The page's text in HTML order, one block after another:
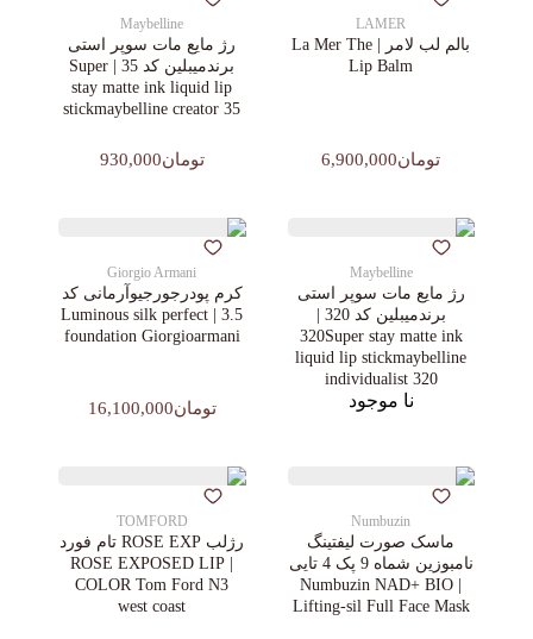
LAMER
بالم لب لامر | La Mer The
Lip Balm
تومان6,900,000
Maybelline
رژ مایع مات سوپر استی‌
برندمیبلین کد 35 | Super
stay matte ink liquid lip
stickmaybelline creator 35
تومان930,000
Maybelline
رژ مایع مات سوپر استی‌
320Super stay matte ink
liquid lip stickmaybelline
individualist 320
نا موجود
Giorgio Armani
کرم پودرجورجیوآرمانی کد
3.5 | Luminous silk perfect
foundation Giorgioarmani
تومان16,100,000
Numbuzin
ماسک صورت لیفتینگ
نامبوزین شماه 9 پک 4 تایی
| Numbuzin NAD+ BIO
Lifting-sil Full Face Mask
TOMFORD
رژلب ROSE EXP تام فورد
| ROSE EXPOSED LIP
COLOR Tom Ford N3
west coast